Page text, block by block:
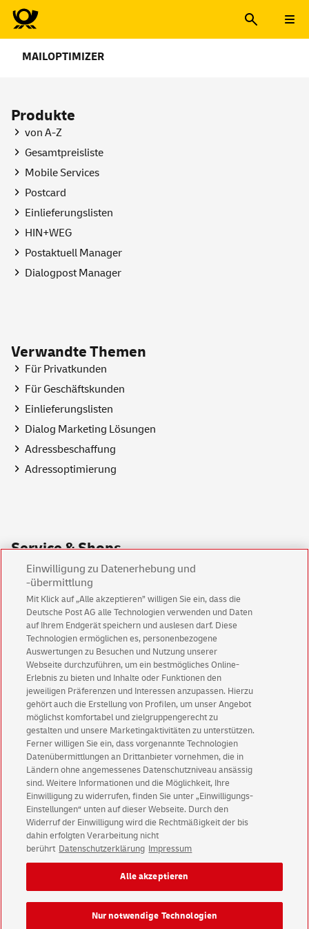
MAILOPTIMIZER
Produkte
von A-Z
Gesamtpreisliste
MobileServices
Postcard
Einlieferungslisten
HIN+WEG
Postaktuell Manager
Dialogpost Manager
Verwandte Themen
Für Privatkunden
Für Geschäftskunden
Einlieferungslisten
Dialog Marketing Lösungen
Adressbeschaffung
Adressoptimierung
Service & Shops
Portoberater
PLZ Suche
Standortfinder
Shopder Deutschen Post
Einlieferungslisten
Dialogpost Manager
Postaktuell Manager
Kundenservice
Warnung vor gefälschtenE-Mails
Impressum Rechtliche Hinweise
Datenschutz
Einwilligungs-Einstellungen
Einwilligung zu Datenerhebung und
-übermittlung
Mit Klick auf „Alle akzeptieren” willigen Sie ein, dass die
Deutsche Post AG alle Technologien verwenden und Daten
auf Ihrem Endgerät speichern und auslesen darf. Diese
Technologien ermöglichen es, personenbezogene
Auswertungen zu Besuchen und Nutzung unserer
Webseite durchzuführen, um ein bestmögliches Online-
Erlebnis zu bieten und Inhalte oder Funktionen den
jeweiligen Präferenzen und Interessen anzupassen. Hierzu
gehört auch die Erstellung von Profilen, um unser Angebot
möglichst komfortabel und zielgruppengerecht zu
gestalten und unsere Marketingaktivitäten zu unterstützen.
Ferner willigen Sie ein, dass vorgenannte Technologien
Datenübermittlungen an Drittanbieter vornehmen, die in
Ländern ohne angemessenes Datenschutzniveau ansässig
sind. Weitere Informationen und die Möglichkeit, Ihre
Einwilligung zu widerrufen, finden Sie unter „Einwilligungs-
Einstellungen“ unten auf dieser Webseite. Durch den
Widerruf der Einwilligung wird die Rechtmäßigkeit der bis
dahin erfolgten Verarbeitung nicht
berührt Datenschutzerklärung Impressum
Nur notwendige Technologien
Alle akzeptieren